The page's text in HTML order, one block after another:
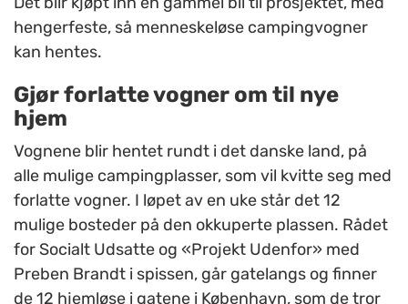
hengerfeste, så menneskeløse campingvogner
kan hentes.
Gjør forlatte vogner om til nye
hjem
Vognene blir hentet rundt i det danske land, på
alle mulige campingplasser, som vil kvitte seg med
forlatte vogner. I løpet av en uke står det 12
mulige bosteder på den okkuperte plassen. Rådet
for Socialt Udsatte og «Projekt Udenfor» med
Preben Brandt i spissen, går gatelangs og finner
de 12 hjemløse i gatene i København, som de tror